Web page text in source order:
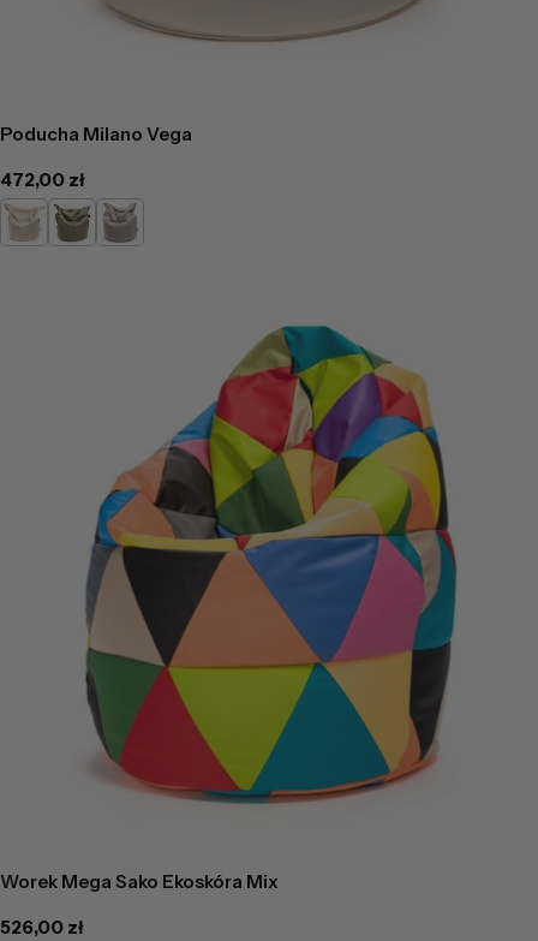
Poducha Milano Vega
Cena
regularna
472,00 zł
KremowyZielonyJasno
Szary
Worek Mega Sako Ekoskóra Mix
Cena
526,00 zł